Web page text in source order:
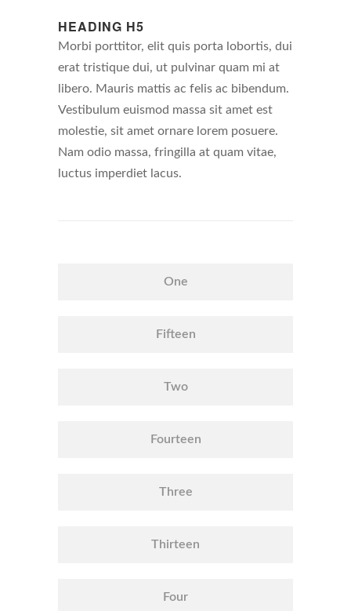
HEADING H5
Morbi porttitor, elit quis porta lobortis, dui
erat tristique dui, ut pulvinar quam mi at
libero. Mauris mattis ac felis ac bibendum.
Vestibulum euismod massa sit amet est
molestie, sit amet ornare lorem posuere.
Nam odio massa, fringilla at quam vitae,
luctus imperdiet lacus.
One
Fifteen
Two
Fourteen
Three
Thirteen
Four